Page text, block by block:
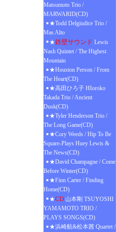
Matsumoto Trio /
MARWARID(CD)
★Todd Delgiudice Trio /
Mas Alto
★鉄壁サウンド Lewis
Nash Quintet / The Highest
Mountain
★Houston Person / From
The Heart(CD)
★高田ひろ子 HIoroko
Takada Trio / Ancient
Dusk(CD)
★Tyler Henderson Trio /
The Long Game(CD)
★Cory Weeds / Hip To Be
Square-Plays Huey Lewis &
The News(CD)
★David Champagne / Come
Before Winter(CD)
★Finn Carter / Finding
Home(CD)
★CD 山本剛 TSUYOSHI
YAMAMOTO TRIO /
PLAYS SONGS(CD)
★浜崎航&松本茜 Quartet /